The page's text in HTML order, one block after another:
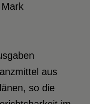
aus
so die